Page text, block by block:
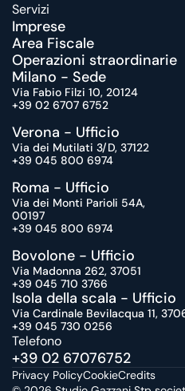
Servizi
Imprese
Area Fiscale
Operazioni straordinarie
Milano - Sede
Via Fabio Filzi 10, 20124
+39 02 6707 6752
Verona - Ufficio
Via dei Mutilati 3/D, 37122
+39 045 800 6974
Roma - Ufficio
Via dei Monti Parioli 54A,
00197
+39 045 800 6974
Bovolone - Ufficio
Via Madonna 262, 37051
+39 045 710 3766
Isola della scala - Ufficio
Via Cardinale Bevilacqua 11,
+39 045 730 0256
Telefono
+39 02 67076752
Privacy PolicyCookieCredits